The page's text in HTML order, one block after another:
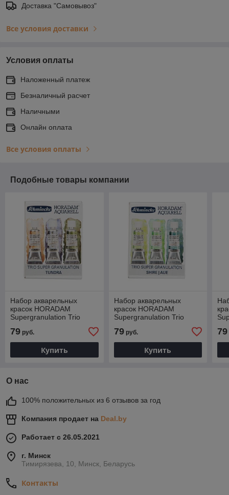
Доставка "Самовывоз"
Все условия доставки
Условия оплаты
Наложенный платеж
Безналичный расчет
Наличными
Онлайн оплата
Все условия оплаты
Подобные товары компании
Набор акварельных
красок HORADAM
Supergranulation Trio
79 руб.
Купить
Набор акварельных
красок HORADAM
Supergranulation Trio
79руб.
Купить
79
О нас
100% положительных из 6 отзывов за год
Компания продает на Deal.by
Работает с 26.05.2021
г. Минск
Тимирязева, 10, Минск, Беларусь
Контакты